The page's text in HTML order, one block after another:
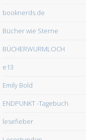
booknerds.de
Bücher wie Sterne
BÜCHERWURMLOCH
e13
Emily Bold
ENDPUNKT -Tagebuch
lesefieber